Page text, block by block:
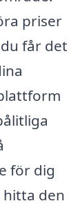
priser
får det
för dig
den